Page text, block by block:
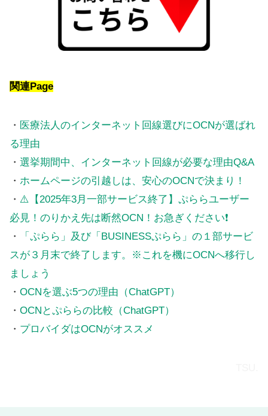
関連Page
・ 医療法人のインターネット回線選びにOCNが選ばれ
る理由
・ 選挙期間中、インターネット回線が必要な理由Q&A
・ ホームページの引越しは、安心のOCNで決まり！
・ ⚠️【2025年3月一部サービス終了】ぷららユーザー
必見！のりかえ先は断然OCN！お急ぎください❗
・
「ぷらら」及び「BUSINESSぷらら」の１部サービ
スが３月末で終了します。※これを機にOCNへ移行し
ましょう
・ OCNを選ぶ5つの理由（ChatGPT）
・ OCNとぷららの比較（ChatGPT）
・ プロバイダはOCNがオススメ